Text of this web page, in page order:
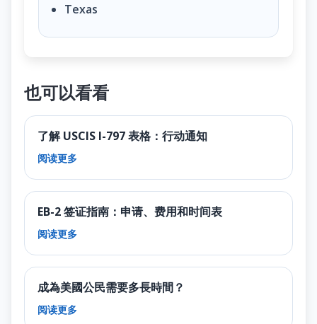
Texas
也可以看看
了解 USCIS I-797 表格：行动通知
阅读更多
EB-2 签证指南：申请、费用和时间表
阅读更多
成為美國公民需要多長時間？
阅读更多